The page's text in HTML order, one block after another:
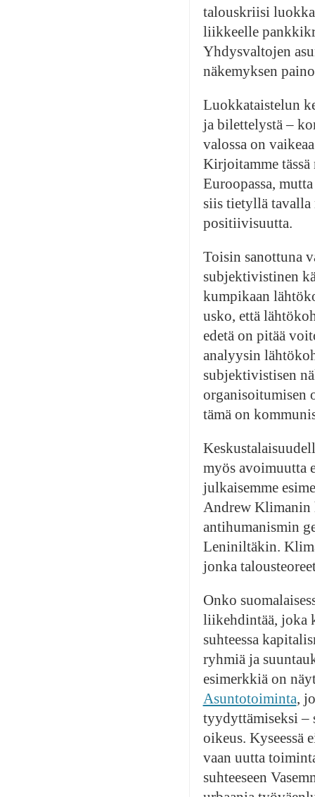
talouskriisi
liikkeelle
Yhdysvaltojen
näkemyksen
Luokkataistelun
ja bilettelystä –
valossa on
Kirjoitamme
Euroopassa,
siis tietyllä tavalla
positiivisuutta.
Toisin sanottuna
subjektivistinen
kumpikaan
usko, että
edetä on pitää
analyysin
subjektivistisen
organisoitumisen
tämä on
myös avoimuutta
julkaisemme
Andrew Klimanin
antihumanismin
Leniniltäkin.
jonka
Onko
liikehdintää, joka
suhteessa
ryhmiä ja
esimerkkiä on
Asuntotoiminta,
tyydyttämiseksi –
oikeus. Kyseessä
vaan uutta
suhteeseen